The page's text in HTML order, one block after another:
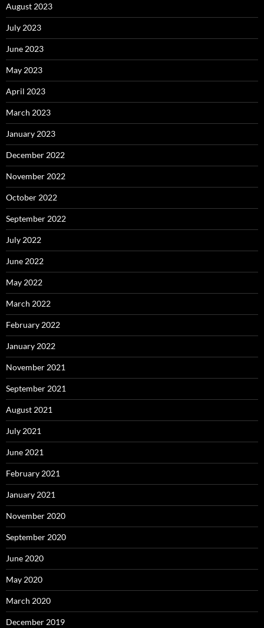
August 2023
July 2023
June 2023
May 2023
April 2023
March 2023
January 2023
December 2022
November 2022
October 2022
September 2022
July 2022
June 2022
May 2022
March 2022
February 2022
January 2022
November 2021
September 2021
August 2021
July 2021
June 2021
February 2021
January 2021
November 2020
September 2020
June 2020
May 2020
March 2020
December 2019